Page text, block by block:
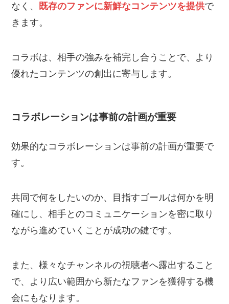
なく、
既存のファンに新鮮なコンテンツを提供で
きます。
コラボは、相手の強みを補完し合うことで、より
優れたコンテンツの創出に寄与します。
コラボレーションは事前の計画が重要
効果的なコラボレーションは事前の計画が重要で
す。
共同で何をしたいのか、目指すゴールは何かを明
確にし、相手とのコミュニケーションを密に取り
ながら進めていくことが成功の鍵です。
また、様々なチャンネルの視聴者へ露出すること
で、より広い範囲から新たなファンを獲得する機
会にもなります。